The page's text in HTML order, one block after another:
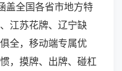
盖全国各省市地方特
江苏花牌、辽宁缺
全，移动端专属优
，摸牌、出牌、碰杠